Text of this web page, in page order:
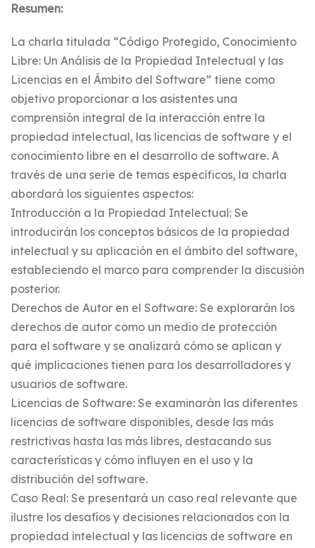
Resumen:
La charla titulada “Código Protegido, Conocimiento
Libre: Un Análisis de la Propiedad Intelectual y las
Licencias en el Ámbito del Software” tiene como
objetivo proporcionar a los asistentes una
comprensión integral de la interacción entre la
propiedad intelectual, las licencias de software y el
conocimiento libre en el desarrollo de software. A
través de una serie de temas específicos, la charla
abordará los siguientes aspectos:
Introducción a la Propiedad Intelectual: Se
introducirán los conceptos básicos de la propiedad
intelectual y su aplicación en el ámbito del software,
estableciendo el marco para comprender la discusión
posterior.
Derechos de Autor en el Software: Se explorarán los
derechos de autor como un medio de protección
para el software y se analizará cómo se aplican y
qué implicaciones tienen para los desarrolladores y
usuarios de software.
Licencias de Software: Se examinarán las diferentes
licencias de software disponibles, desde las más
restrictivas hasta las más libres, destacando sus
características y cómo influyen en el uso y la
distribución del software.
Caso Real: Se presentará un caso real relevante que
ilustre los desafíos y decisiones relacionados con la
propiedad intelectual y las licencias de software en